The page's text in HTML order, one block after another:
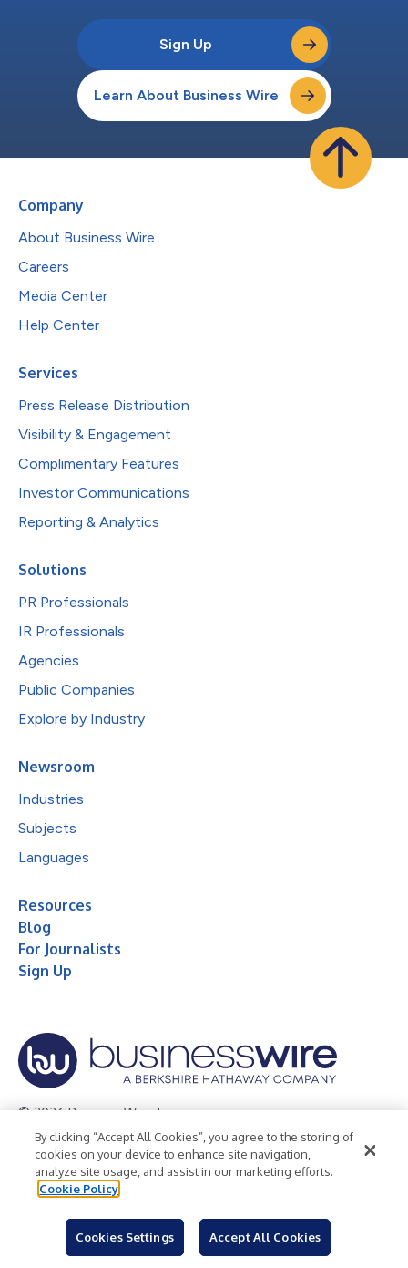
Sign Up
Learn About Business Wire
Company
About Business Wire
Careers
Media Center
Help Center
Services
Press Release Distribution
Visibility & Engagement
Complimentary Features
Investor Communications
Reporting & Analytics
Solutions
PR Professionals
IR Professionals
Agencies
Public Companies
Explore by Industry
Newsroom
Industries
Subjects
Languages
Resources
Blog
For Journalists
Sign Up
© 2026 Business Wire, Inc.
Privacy Policy Cookie Policy
Accessibility Statement
Terms of Use
Legal
By clicking “Accept All Cookies”, you agree to the storing of
cookies on your device to enhance site navigation,
analyze site usage, and assist in our marketing efforts.
Cookie Policy
Cookies Settings Accept All Cookies